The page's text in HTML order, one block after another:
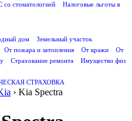
стоматологией
Налоговые льготы в
дом
Земельный участок
От пожара и затопления От кражи
От
Страхование ремонта
Имущество физ
СТРАХОВКА
› Kia Spectra